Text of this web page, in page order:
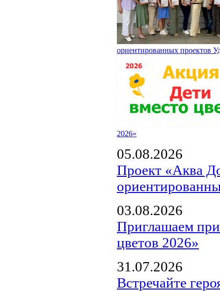
ориентированных проектов
2026»
05.08.2026
Проект «Аква
03.08.2026
Приглашаем
цветов 2026»
31.07.2026
Встречайте